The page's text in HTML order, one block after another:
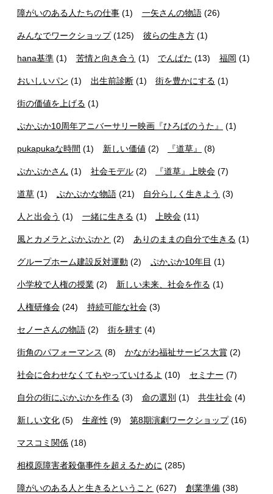
障がいのある人たちの仕事 (1) 一矢さんの物語(26)
みんなでワークショップ(125) 彼らの生き方(1)
hana基準 (1) 苦情と向き合う (1) でんぱた (13) 福岡 (1)
おいしいパン (1) 出生前診断(1) 街を豊かにする (1)
街の価値を上げる (1)
ぷかぷか10周年アニバーサリー映画『ひろばのうた』 (1)
pukapukaな時間 (1) 新しい価値 (2) 『道草』 (8)
ぷかぷかさん (1) 社会モデル(2) 『道草』上映会 (7)
道草 (1) ぷかぷかな物語(21) 自分らしく生きよう (3)
人と出会う (1) 一緒に生きる (1) 上映会 (11)
風とカメラとぷかぷかと (2) ありのままの自分で生きる (1)
グループホーム建設反対運動 (2) ぷかぷか10年目 (1)
小学校で人権の授業 (2) 新しい未来、社会を作る (1)
人権研修会 (24) 持続可能な社会(3)
セノーさんの物語 (2) 街を耕す (4)
街角のパフォーマンス (8) かながわ福祉サービス大賞(2)
社会に合わせなくてもやっていけるよ (10) セミナー (7)
自分の街にぷかぷかを作る (3) 命の選別 (1) 共生社会 (4)
新しい文化 (5) 生産性 (9) 第8期演劇ワークショップ(16)
マスコミ関係 (18)
相模原障害者殺傷事件を超えるために (285)
障がいのある人と生きるということ (627) 創業準備(38)